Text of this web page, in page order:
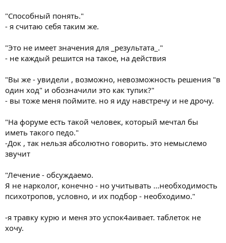
"Способный понять."
- я считаю себя таким же.
"Это не имеет значения для _результата_."
- не каждый решится на такое, на действия
"Вы же - увидели , возможно, невозможность решения "в
один ход" и обозначили это как тупик?"
- вы тоже меня поймите. но я иду навстречу и не дрочу.
"На форуме есть такой человек, который мечтал бы
иметь такого педо."
-Док , так нельзя абсолютно говорить. это немыслемо
звучит
"Лечение - обсуждаемо.
Я не нарколог, конечно - но учитывать ...необходимость
психотропов, условно, и их подбор - необходимо."
-я травку курю и меня это успок4аивает. таблеток не
хочу.